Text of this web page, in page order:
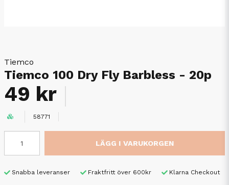
Tiemco
Tiemco 100 Dry Fly Barbless - 20p
49 kr
58771
LÄGG I VARUKORGEN
Snabba leveranser Fraktfritt över 600kr Klarna Checkout